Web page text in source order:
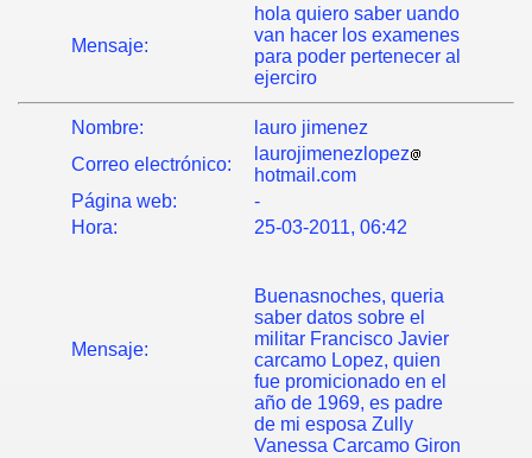
Mensaje:
hola quiero saber uando
van hacer los examenes
para poder pertenecer al
ejerciro
Nombre:
lauro jimenez
Correo electrónico:
laurojimenezlopez
hotmail.com
Página web:
-
Hora:
25-03-2011, 06:42
Mensaje:
Buenasnoches, queria
saber datos sobre el
militar Francisco Javier
carcamo Lopez, quien
fue promicionado en el
año de 1969, es padre
de mi esposa Zully
Vanessa Carcamo Giron